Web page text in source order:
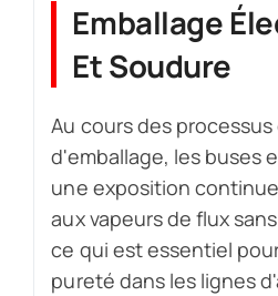
Emballage
Et Soudure
Au cours des
d'emballage, les buses
une exposition
aux vapeurs de flux
ce qui est essentiel
pureté dans les lignes